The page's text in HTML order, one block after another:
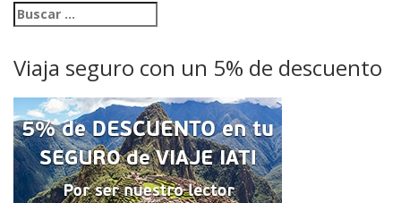
Viaja seguro con un 5% de descuento